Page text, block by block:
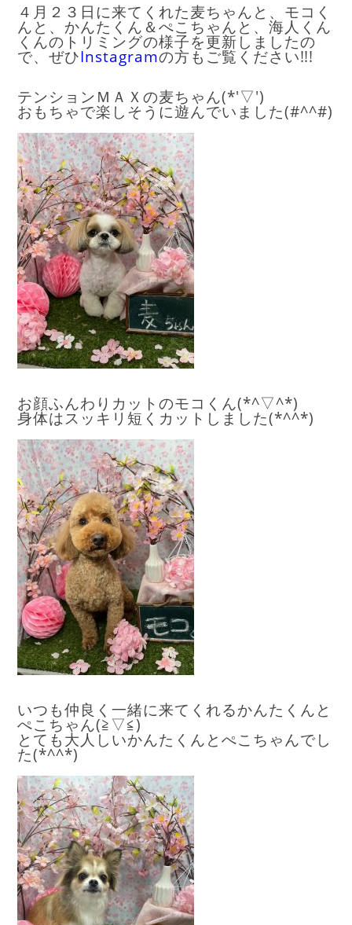
４月２３日に来てくれた麦ちゃんと、モコく
んと、かんたくん＆ぺこちゃんと、海人くん
くんのトリミングの様子を更新しましたの
で、ぜひInstagramの方もご覧ください!!!
テンションＭＡＸの麦ちゃん(*'▽')
おもちゃで楽しそうに遊んでいました(#^^#)
お顔ふんわりカットのモコくん(*^▽^*)
身体はスッキリ短くカットしました(*^^*)
いつも仲良く一緒に来てくれるかんたくんと
ぺこちゃん(≧▽≦)
とても大人しいかんたくんとぺこちゃんでし
た(*^^*)